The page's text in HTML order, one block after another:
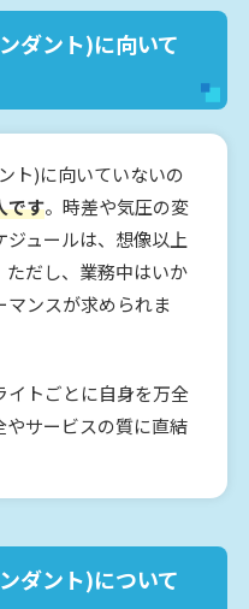
ダント)に向いて
ト)に向いていないの
です。時差や気圧の変
ュールは、想像以上
ただし、業務中はいか
マンスが求められま
トごとに自身を万全
やサービスの質に直結
ダント)について